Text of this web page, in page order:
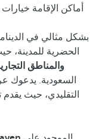
أماكن الإقامة
الحضرية للمدينة،
والمناطق
السعودية. يدعوك
التقليدي، حيث